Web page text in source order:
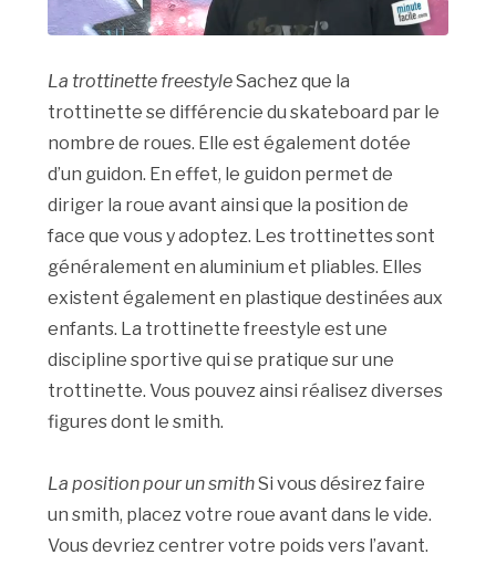
La trottinette freestyleSachez que la
trottinette se différencie du skateboard par le
nombre de roues. Elle est également dotée
d’un guidon. En effet, le guidon permet de
diriger la roue avant ainsi que la position de
face que vous y adoptez. Les trottinettes sont
généralement en aluminium et pliables. Elles
existent également en plastique destinées aux
enfants. La trottinette freestyle est une
discipline sportive qui se pratique sur une
trottinette. Vous pouvez ainsi réalisez diverses
figures dont le smith.
La position pour un smithSi vous désirez faire
un smith, placez votre roue avant dans le vide.
Vous devriez centrer votre poids vers l’avant.